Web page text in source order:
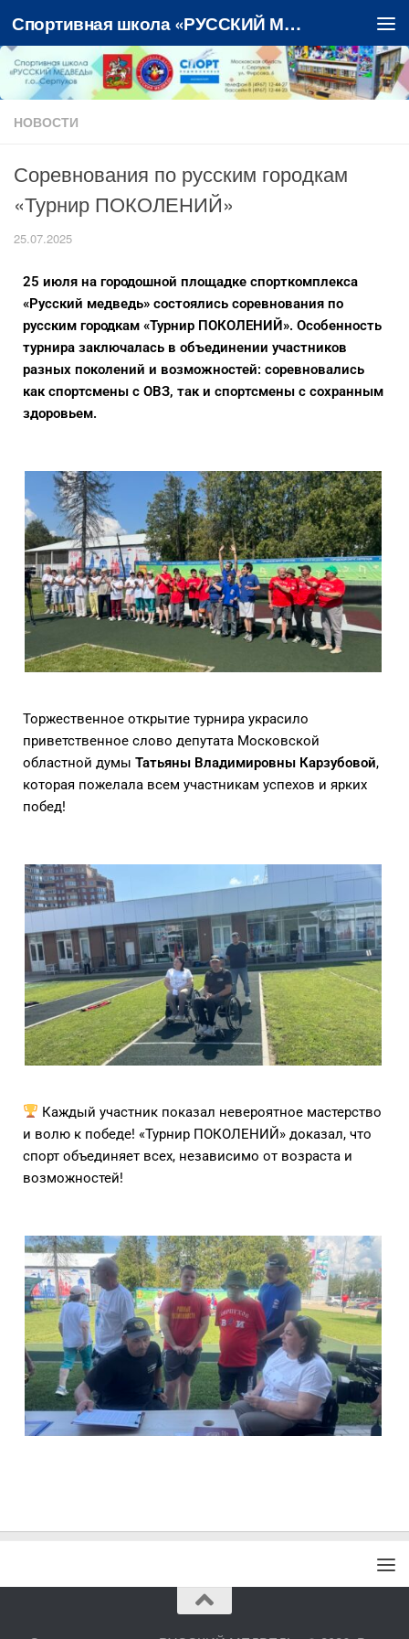
Перейти к содержимому Спортивная школа «РУССКИЙ МЕДВЕДЬ»
НОВОСТИ
Соревнования по русским городкам
«Турнир ПОКОЛЕНИЙ»
25.07.2025
25 июля на городошной площадке спорткомплекса
«Русский медведь» состоялись соревнования по
русским городкам «Турнир ПОКОЛЕНИЙ». Особенность
турнира заключалась в объединении участников
разных поколений и возможностей: соревновались
как спортсмены с ОВЗ, так и спортсмены с сохранным
здоровьем.
Торжественное открытие турнира украсило
приветственное слово депутата Московской
областной думы Татьяны Владимировны Карзубовой,
которая пожелала всем участникам успехов и ярких
побед!
Каждый участник показал невероятное мастерство
и волю к победе! «Турнир ПОКОЛЕНИЙ» доказал, что
спорт объединяет всех, независимо от возраста и
возможностей!